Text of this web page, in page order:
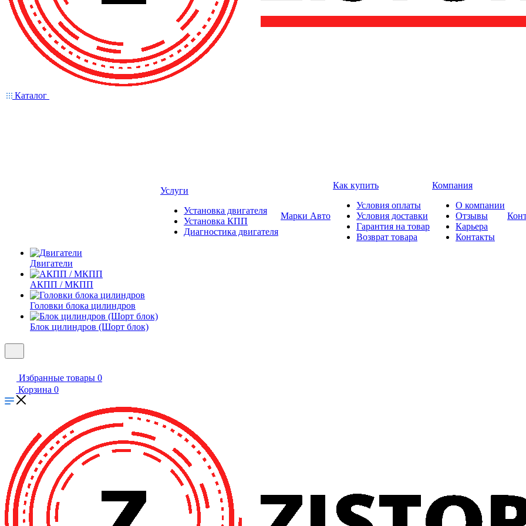
Каталог
Двигатели
АКПП / МКПП
Головки блока цилиндров
Блок цилиндров (Шорт блок)
Услуги
Установка двигателя
Установка КПП
Диагностика двигателя
Марки Авто
Как купить
Условия оплаты
Условия доставки
Гарантия на товар
Возврат товара
Компания
О компании
Отзывы
Карьера
Контакты
Избранные товары 0
Корзина 0